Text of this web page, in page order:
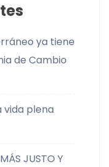
ya tiene
de Cambio
vida plena
JUSTO Y